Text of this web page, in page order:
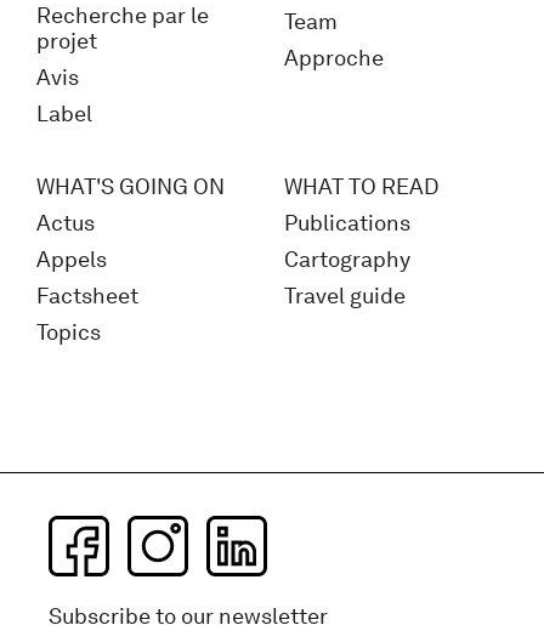
Recherche par le
projet
Avis
Label
Team
Approche
WHAT'S GOING ON
Actus
Appels
Factsheet
Topics
WHAT TO READ
Publications
Cartography
Travel guide
Subscribe to our newsletter